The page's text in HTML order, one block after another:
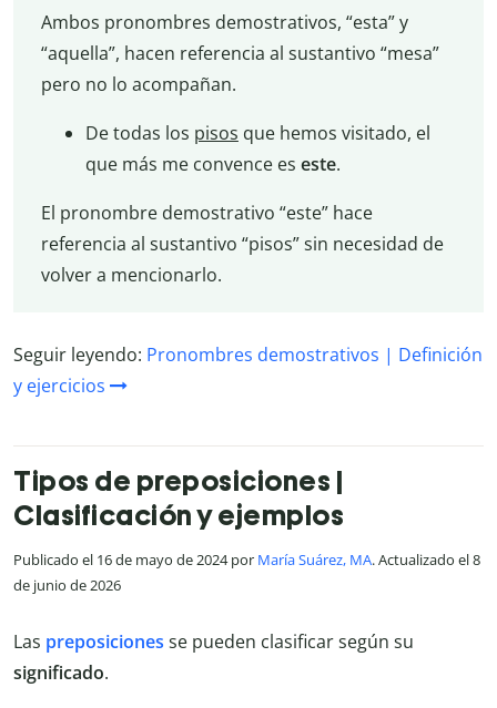
Ambos pronombres demostrativos, “esta” y
“aquella”, hacen referencia al sustantivo “mesa”
pero no lo acompañan.
De todas los pisos que hemos visitado, el
que más me convence es este.
El pronombre demostrativo “este” hace
referencia al sustantivo “pisos” sin necesidad de
volver a mencionarlo.
Seguir leyendo: Pronombres demostrativos | Definición
y ejercicios
Tipos de preposiciones |
Clasificación y ejemplos
Publicado el 16 de mayo de 2024 por María Suárez, MA. Actualizado el 8
de junio de 2026
Las preposiciones se pueden clasificar según su
significado.